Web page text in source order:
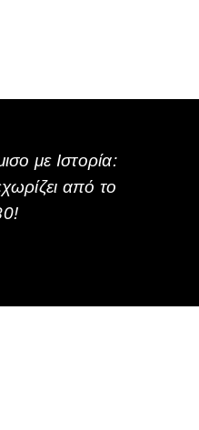
με Ιστορία:
από το